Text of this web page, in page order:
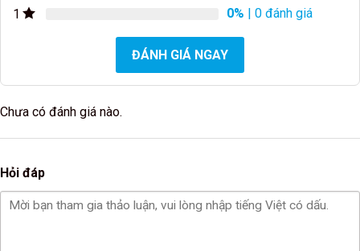
1
0% | 0 đánh giá
ĐÁNH GIÁ NGAY
Chưa có đánh giá nào.
Hỏi đáp